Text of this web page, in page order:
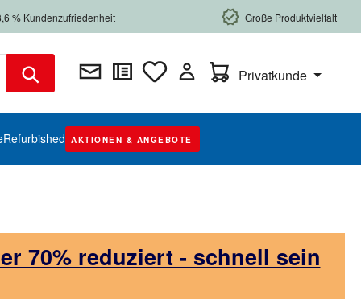
% Kundenzufriedenheit Große Produktvielfalt
Warenkorb enthält 0
Privatkunde
Refurbished AKTIONEN & ANGEBOTE
70% reduziert - schnell sein